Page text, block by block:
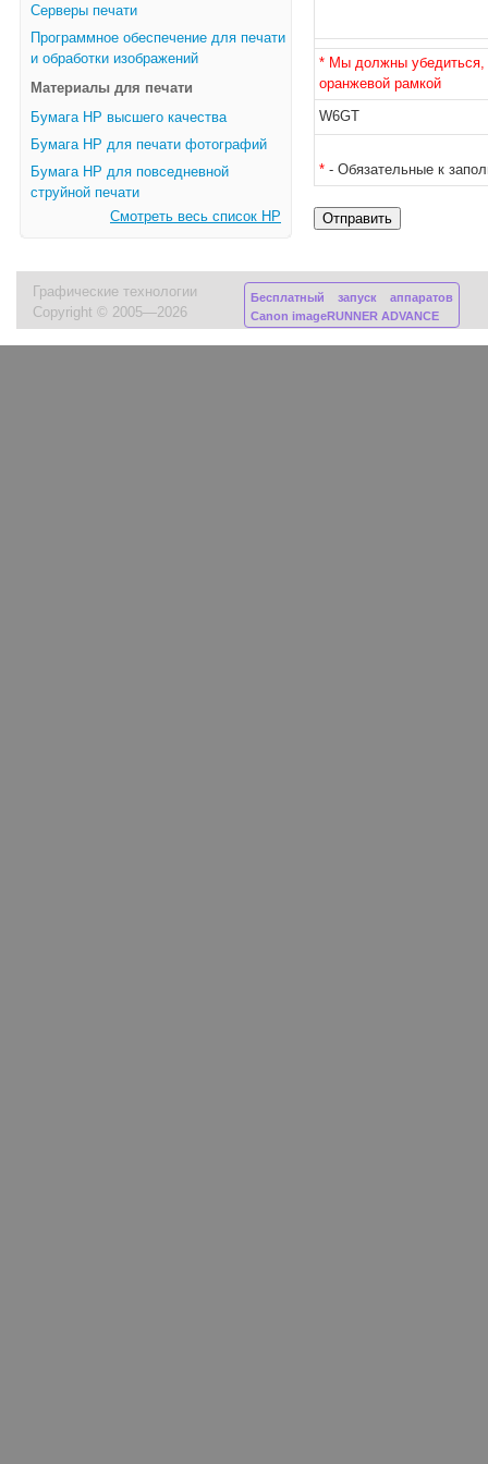
Серверы печати
Программное обеспечение для печати
и обработки изображений
Материалы для печати
Бумага HP высшего качества
Бумага HP для печати фотографий
Бумага HP для повседневной
струйной печати
Смотреть весь список HP
* Мы должны убедиться,
оранжевой рамкой
W6GT
* - Обязательные к
Графические технологии
Copyright © 2005—2026
Бесплатный запуск аппаратов
Canon imageRUNNER ADVANCE